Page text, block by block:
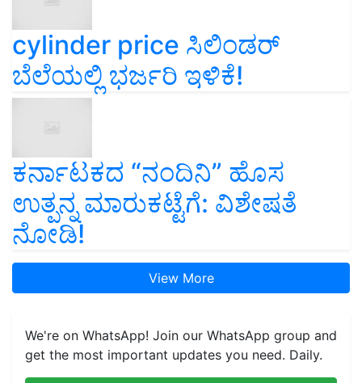
cylinder price ಸಿಲಿಂಡರ್‌
ಬೆಲೆಯಲ್ಲಿ ಭರ್ಜರಿ ಇಳಿಕೆ!
ಕರ್ನಾಟಕದ “ನಂದಿನಿ” ಹೊಸ
ಉತ್ಪನ್ನ ಮಾರುಕಟ್ಟೆಗೆ: ವಿಶೇಷತೆ
ನೋಡಿ!
View More
We're on WhatsApp! Join our WhatsApp group and
get the most important updates you need. Daily.